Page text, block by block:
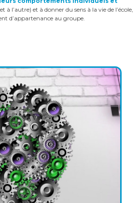
à l’autre) et à donner du sens à la vie de l’école,
d’appartenance au groupe.